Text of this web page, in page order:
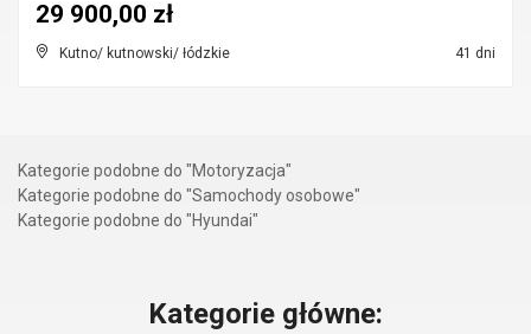
Kutno/ kutnowski/ łódzkie 41 dni
29 900,00 zł
Kategorie podobne do "Motoryzacja"
Kategorie podobne do "Samochody osobowe"
Kategorie podobne do "Hyundai"
Kategorie główne: